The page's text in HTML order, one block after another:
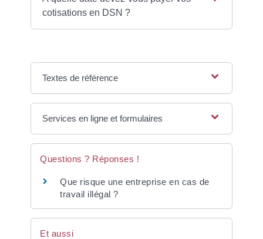
cotisations en DSN ?
Textes de référence
Services en ligne et formulaires
Questions ? Réponses !
Que risque une entreprise en cas de
travail illégal ?
Et aussi